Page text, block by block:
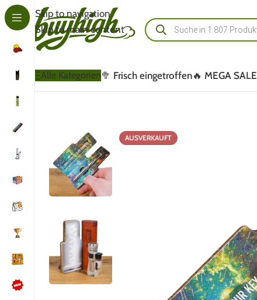
Skip to navigation
Skip to main content
Alle Kategorien🥦 Frisch eingetroffen🔥 MEGA SALE
AUSVERKAUFT